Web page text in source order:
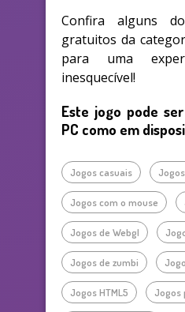
Confira alguns
gratuitos da
para uma
inesquecível!
Este jogo pode
PC como em
Jogos casuais
Jogos com o mouse
Jogos de Webgl
Jogos de zumbi
Jogos HTML5 Jogos